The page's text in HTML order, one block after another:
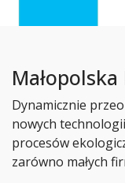
Dynamicznie
nowych
procesów
zarówno małych